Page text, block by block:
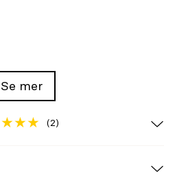
35cm,70cm
Se mer
(2)